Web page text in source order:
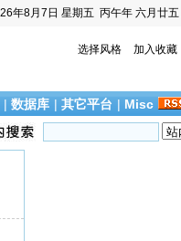
年8月7日 星期五 丙午年 六月廿五
选择风格 加入收藏
| 数据库 | 其它平台 | Misc